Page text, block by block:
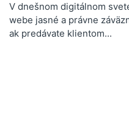
V dnešnom digitálnom
webe jasné a právne
ak predávate klientom...